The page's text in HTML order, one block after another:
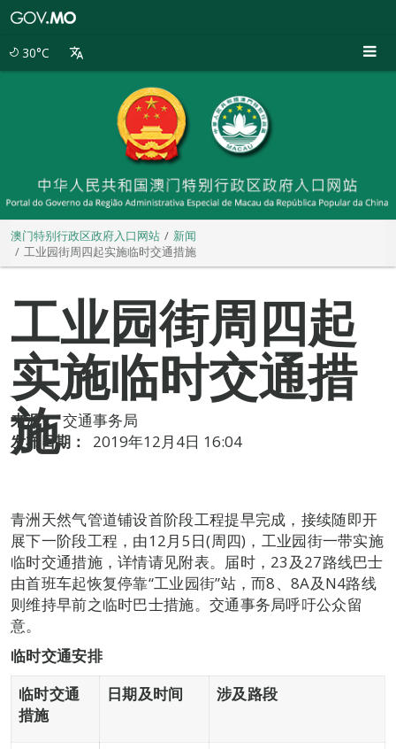
30°C
澳门特别行政区政府入口网站
新闻
工业园街周四起实施临时交通措施
工业园街周四起
实施临时交通措
施
来源： 交通事务局
发布日期：
2019年12月4日 16:04
青洲天然气管道铺设首阶段工程提早完成，接续随即开
展下一阶段工程，由12月5日(周四)，工业园街一带实施
临时交通措施，详情请见附表。届时，23及27路线巴士
由首班车起恢复停靠“工业园街”站，而8、8A及N4路线
则维持早前之临时巴士措施。交通事务局呼吁公众留
意。
临时交通安排
临时交通
措施
日期及时间 涉及路段